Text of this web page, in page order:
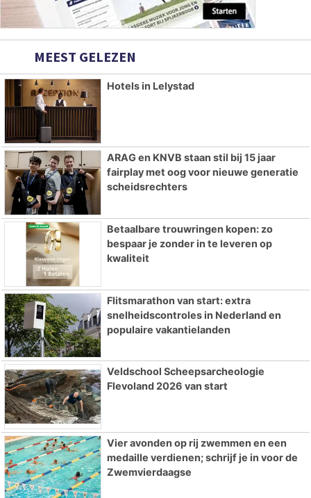
MEEST GELEZEN
Hotels in Lelystad
ARAG en KNVB staan stil bij 15 jaar
fairplay met oog voor nieuwe generatie
scheidsrechters
Betaalbare trouwringen kopen: zo
bespaar je zonder in te leveren op
kwaliteit
Flitsmarathon van start: extra
snelheidscontroles in Nederland en
populaire vakantielanden
Veldschool Scheepsarcheologie
Flevoland 2026 van start
Vier avonden op rij zwemmen en een
medaille verdienen; schrijf je in voor de
Zwemvierdaagse